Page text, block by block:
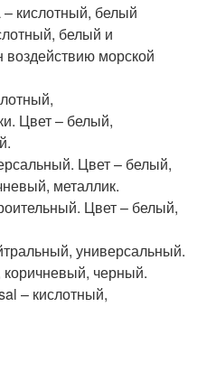
кислотный, белый
белый и
морской
Цвет – белый,
Цвет – белый,
металлик.
Цвет – белый,
универсальный.
черный.
– кислотный,